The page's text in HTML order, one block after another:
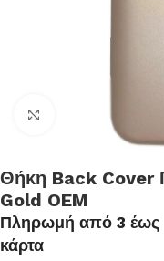
Θήκη Back Cover
Gold OEM
Πληρωμή από 3 έως
κάρτα